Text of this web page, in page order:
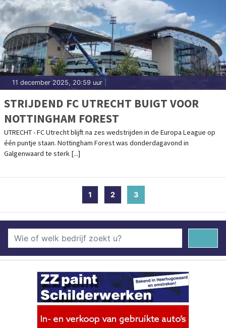
11 december 2025, 20:59 uur
STRIJDEND FC UTRECHT BUIGT VOOR
NOTTINGHAM FOREST
UTRECHT - FC Utrecht blijft na zes wedstrijden in de Europa League op
één puntje staan. Nottingham Forest was donderdagavond in
Galgenwaard te sterk [...]
1 2 3(current)